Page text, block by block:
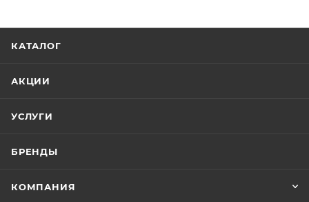
КАТАЛОГ
АКЦИИ
УСЛУГИ
БРЕНДЫ
КОМПАНИЯ